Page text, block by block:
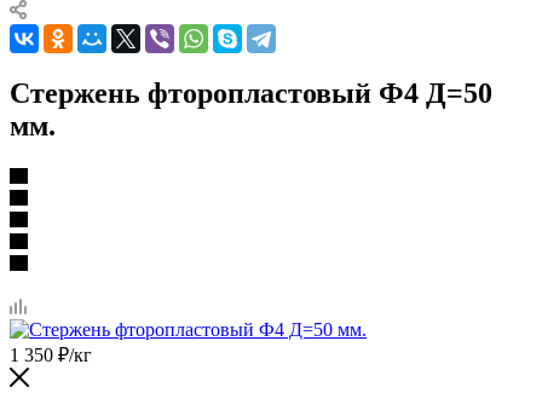
Стержень фторопластовый Ф4 Д=50
мм.
1 350 ₽/кг